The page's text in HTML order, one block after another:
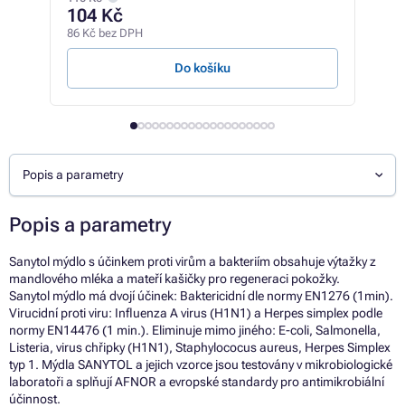
104 Kč
86 Kč bez DPH
Do košíku
Popis a parametry
Popis a parametry
Sanytol mýdlo s účinkem proti virům a bakteriím obsahuje výtažky z
mandlového mléka a mateří kašičky pro regeneraci pokožky.
Sanytol mýdlo má dvojí účinek: Baktericidní dle normy EN1276 (1min).
Virucidní proti viru: Influenza A virus (H1N1) a Herpes simplex podle
normy EN14476 (1 min.). Eliminuje mimo jiného: E-coli, Salmonella,
Listeria, virus chřipky (H1N1), Staphylococus aureus, Herpes Simplex
typ 1. Mýdla SANYTOL a jejich vzorce jsou testovány v mikrobiologické
laboratoři a splňují AFNOR a evropské standardy pro antimikrobiální
účinnost.